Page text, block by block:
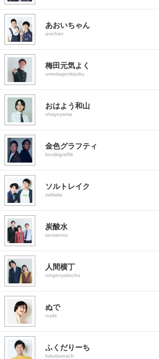
あおいちゃん
aoichan
梅田元気よく
umedagenkiyoku
おはよう和山
ohayoyama
金色グラフティ
konjikigraffiti
ソルトレイク
saltlake
炭酸水
tansansui
人間横丁
ningenyokocho
ぬで
nude
ふくだりーち
fukudareach